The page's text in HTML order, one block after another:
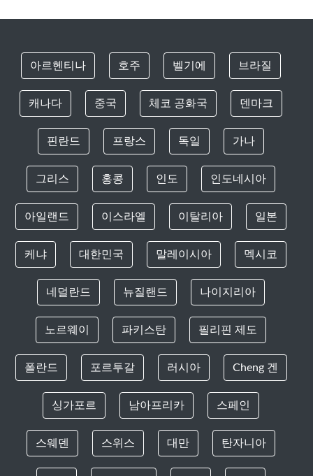
아르헨티나 호주 벨기에 브라질
캐나다 중국 체코 공화국 덴마크
핀란드 프랑스 독일 가나
그리스 홍콩 인도 인도네시아
아일랜드 이스라엘 이탈리아 일본
케냐 대한민국 말레이시아 멕시코
네덜란드 뉴질랜드 나이지리아
노르웨이 파키스탄 필리핀 제도
폴란드 포르투갈 러시아 Cheng 겐
싱가포르 남아프리카 스페인
스웨덴 스위스 대만 탄자니아